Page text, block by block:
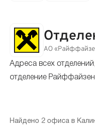
без отказа
с плохой КИ
до зарплаты
АО
Адреса всех
отделение
Найдено 2 офиса в